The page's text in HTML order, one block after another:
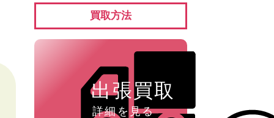
買取方法
出張買取
詳細を見る